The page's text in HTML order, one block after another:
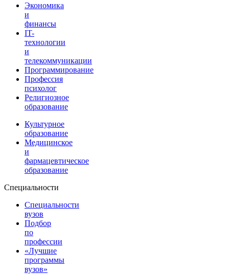
Экономика
и
финансы
IT-
технологии
и
телекоммуникации
Программирование
Профессия
психолог
Религиозное
образование
Культурное
образование
Медицинское
и
фармацевтическое
образование
Специальности
Специальности
вузов
Подбор
по
профессии
«Лучшие
программы
вузов»